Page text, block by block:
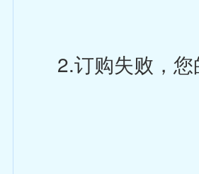
2.订购失败，您